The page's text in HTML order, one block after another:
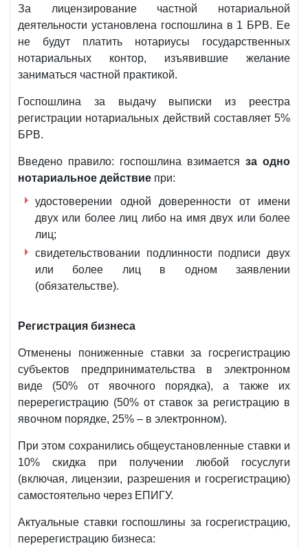
За лицензирование частной нотариальной
деятельности установлена госпошлина в 1 БРВ. Ее
не будут платить нотариусы государственных
нотариальных контор, изъявившие желание
заниматься частной практикой.
Госпошлина за выдачу выписки из реестра
регистрации нотариальных действий составляет 5%
БРВ.
Введено правило: госпошлина взимается за одно
нотариальное действие при:
удостоверении одной доверенности от имени
двух или более лиц либо на имя двух или более
лиц;
свидетельствовании подлинности подписи двух
или более лиц в одном заявлении
(обязательстве).
Регистрация бизнеса
Отменены пониженные ставки за госрегистрацию
субъектов предпринимательства в электронном
виде (50% от явочного порядка), а также их
перерегистрацию (50% от ставок за регистрацию в
явочном порядке, 25% – в электронном).
При этом сохранились общеустановленные ставки и
10% скидка при получении любой госуслуги
(включая, лицензии, разрешения и госрегистрацию)
самостоятельно через ЕПИГУ.
Актуальные ставки госпошлины за госрегистрацию,
перерегистрацию бизнеса: